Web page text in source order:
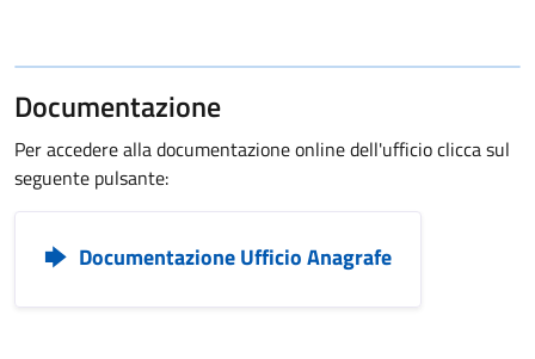
Documentazione
Per accedere alla documentazione online dell'ufficio clicca sul
seguente pulsante:
Documentazione Ufficio Anagrafe